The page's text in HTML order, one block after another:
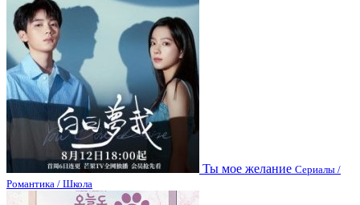
Ты мое желание Сериалы /
Романтика / Школа